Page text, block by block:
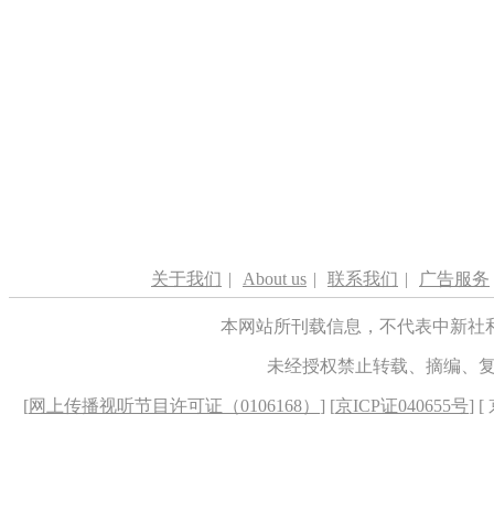
关于我们 | About us | 联系我们 | 广告服务
本网站所刊载信息，不代表中新
未经授权禁止转载、摘编、
[网上传播视听节目许可证（0106168） ] [京ICP证040655号] [